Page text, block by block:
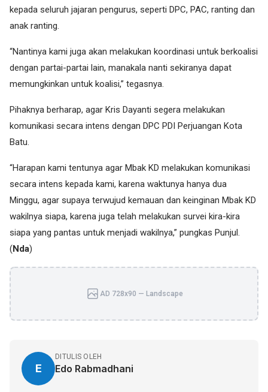
kepada seluruh jajaran pengurus, seperti DPC, PAC, ranting dan
anak ranting.
“Nantinya kami juga akan melakukan koordinasi untuk berkoalisi
dengan partai-partai lain, manakala nanti sekiranya dapat
memungkinkan untuk koalisi,” tegasnya.
Pihaknya berharap, agar Kris Dayanti segera melakukan
komunikasi secara intens dengan DPC PDI Perjuangan Kota
Batu.
“Harapan kami tentunya agar Mbak KD melakukan komunikasi
secara intens kepada kami, karena waktunya hanya dua
Minggu, agar supaya terwujud kemauan dan keinginan Mbak KD
wakilnya siapa, karena juga telah melakukan survei kira-kira
siapa yang pantas untuk menjadi wakilnya,” pungkas Punjul.
(Nda)
AD 728x90 — Landscape
E
DITULIS OLEH
Edo Rabmadhani